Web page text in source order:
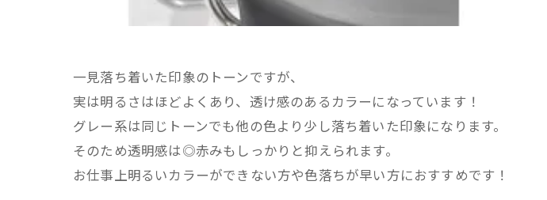
一見落ち着いた印象のトーンですが、
実は明るさはほどよくあり、透け感のあるカラーになっています！
グレー系は同じトーンでも他の色より少し落ち着いた印象になります。
そのため透明感は◎赤みもしっかりと抑えられます。
お仕事上明るいカラーができない方や色落ちが早い方におすすめです！